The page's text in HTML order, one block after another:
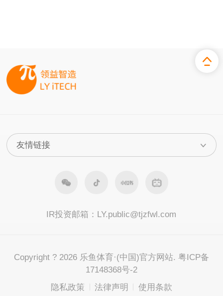
IR投资邮箱： LY.public@tjzfwl.com
Copyright ? 2026 乐鱼体育·(中国)官方网站. 粤ICP备
17148368号-2
隐私政策
法律声明 使用条款